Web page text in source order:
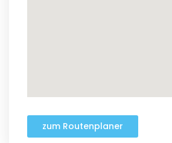
zum Routenplaner